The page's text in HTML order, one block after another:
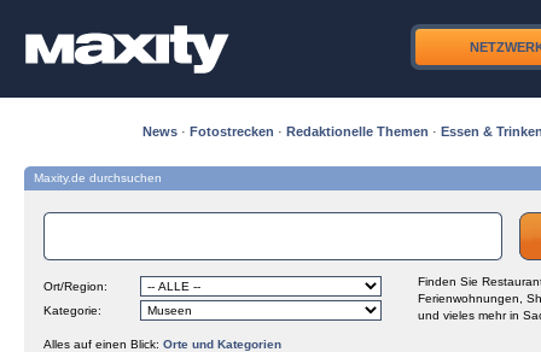
News · Fotostrecken · Redaktionelle Themen · Essen &
Maxity.de durchsuchen
Ort/Region:
Kategorie:
Finden Sie
Ferienwohnungen,
und vieles mehr in
Alles auf einen Blick: Orte und Kategorien